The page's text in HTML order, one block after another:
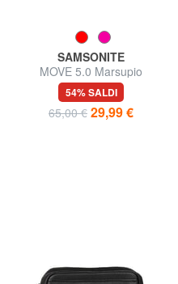
SAMSONITE
MOVE 5.0 Marsupio
54% SALDI
65,00 € 29,99 €